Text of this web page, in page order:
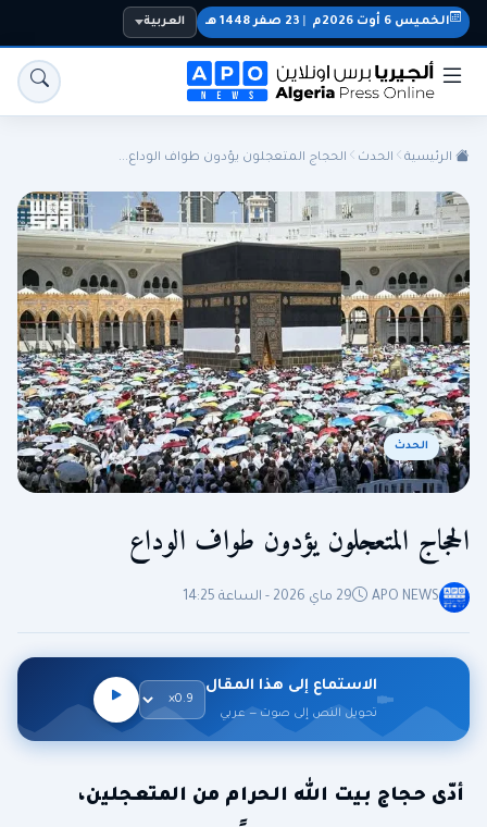
الجزائر الجالية المنتخب الوطني سياسة
اقتصاد رياضة
الخميس 6 أوت 2026م 23 صفر 1448 هـ العربية
الرئيسية الحدث الحجاج المتعجلون يؤدون طواف الوداع...
الحدث
الحجاج المتعجلون يؤدون طواف الوداع
APO NEWS 29 ماي 2026 - الساعة 14:25
الاستماع إلى هذا المقال
تحويل النص إلى صوت — عربي
أدّى حجاج بيت الله الحرام من المتعجلين،